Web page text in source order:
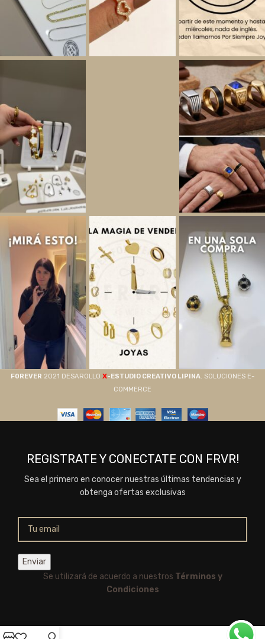
F0REVER 2021 DESAROLLO X-ESTUDIO CREATIVO LIPINA. SOLUCIONES E-
COMMERCE
REGISTRATE Y CONECTATE CON FRVR!
Sea el primero en conocer nuestras últimas tendencias y
obtenga ofertas exclusivas
Se utilizará de acuerdo a nuestros Términos y
Condiciones